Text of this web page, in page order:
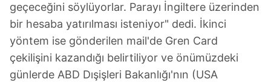
geçeceğini söylüyorlar. Parayı İngiltere üzerinden
bir hesaba yatırılması isteniyor" dedi. İkinci
yöntem ise gönderilen mail'de Gren Card
çekilişini kazandığı belirtiliyor ve önümüzdeki
günlerde ABD Dışişleri Bakanlığı'nın (USA